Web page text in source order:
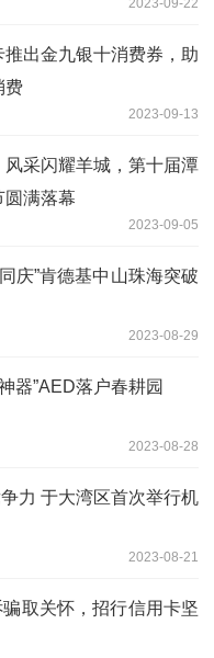
出金九银十消费券，助
费
2023-09-13
采闪耀羊城，第十届潭
圆满落幕
2023-09-05
庆”肯德基中山珠海突破
2023-08-29
器”AED落户春耕园
2023-08-28
力 于大湾区首次举行机
2023-08-21
取关怀，招行信用卡坚